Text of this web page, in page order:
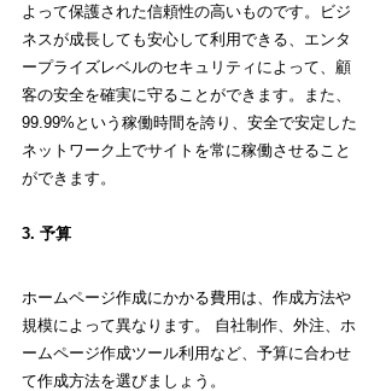
よって保護された信頼性の高いものです。ビジ
ネスが成長しても安心して利用できる、エンタ
ープライズレベルのセキュリティによって、顧
客の安全を確実に守ることができます。また、
99.99%という稼働時間を誇り、安全で安定した
ネットワーク上でサイトを常に稼働させること
ができます。
3. 予算
ホームページ作成にかかる費用は、作成方法や
規模によって異なります。 自社制作、外注、ホ
ームページ作成ツール利用など、予算に合わせ
て作成方法を選びましょう。